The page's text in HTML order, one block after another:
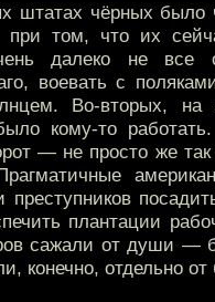
штатах чёрных было
при том, что их
далеко не все
воевать с
Во-вторых, на
кому-то
— не просто же
плантации
сажали от души —
конечно, отдельно